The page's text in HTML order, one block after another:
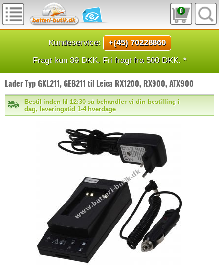
0
Kundeservice:
+(45) 70228860
Fragt kun 39 DKK. Fri fragt fra 500 DKK. *
Lader Typ GKL211, GEB211 til Leica RX1200, RX900, ATX900
Bestil inden kl 12:30 så behandler vi din bestilling i
dag, leveringstid 1-4 hverdage